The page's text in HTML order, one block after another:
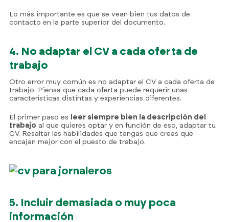
Lo más importante es que se vean bien tus datos de
contacto en la parte superior del documento.
4. No adaptar el CV a cada oferta de
trabajo
Otro error muy común es no adaptar el CV a cada oferta de
trabajo. Piensa que cada oferta puede requerir unas
características distintas y experiencias diferentes.
El primer paso es
leer siempre bien la descripción del
trabajo al que quieres optar y en función de eso, adaptar tu
CV. Resaltar las habilidades que tengas que creas que
encajan mejor con el puesto de trabajo.
5. Incluir demasiada o muy poca
información